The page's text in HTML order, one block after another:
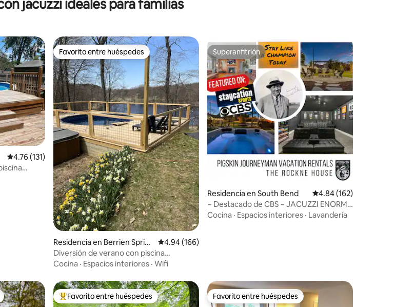
jacuzzi ideales para familias
Calificación promedio: 4.76 de 5; 131 evaluaciones
4.76 (131)
Favorito entre huéspedes
Favorito entre huéspedes
Residencia en Berrien Spring
s
Calificación promedio: 4.94 de 5; 166 evaluaciones
4.94 (166)
Diversión de verano con piscina
climatizada | Jacuzzi | ¡18 acres!
Cocina · Espacios interiores · Wifi
Superanfitrión
Superanfitrión
Residencia en South Bend Calificación promedio:
4.84 (162)
~ Destacado de CBS ~ JACUZZI ENORME
| CINE | Fogata
Cocina · Espacios interiores · Lavandería
huéspedes De los mejores en Favorito entre huéspedes
Favorito entre huéspedes Favorito entre huéspedes
Favorito entre huéspedes